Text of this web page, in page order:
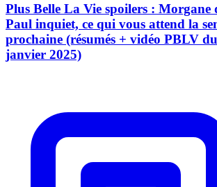
Plus Belle La Vie spoilers : Morgane
Paul inquiet, ce qui vous attend la
prochaine (résumés + vidéo PBLV
janvier 2025)